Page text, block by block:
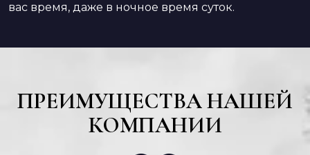
вас время, даже в ночное время суток.
ПРЕИМУЩЕСТВА НАШЕЙ
КОМПАНИИ